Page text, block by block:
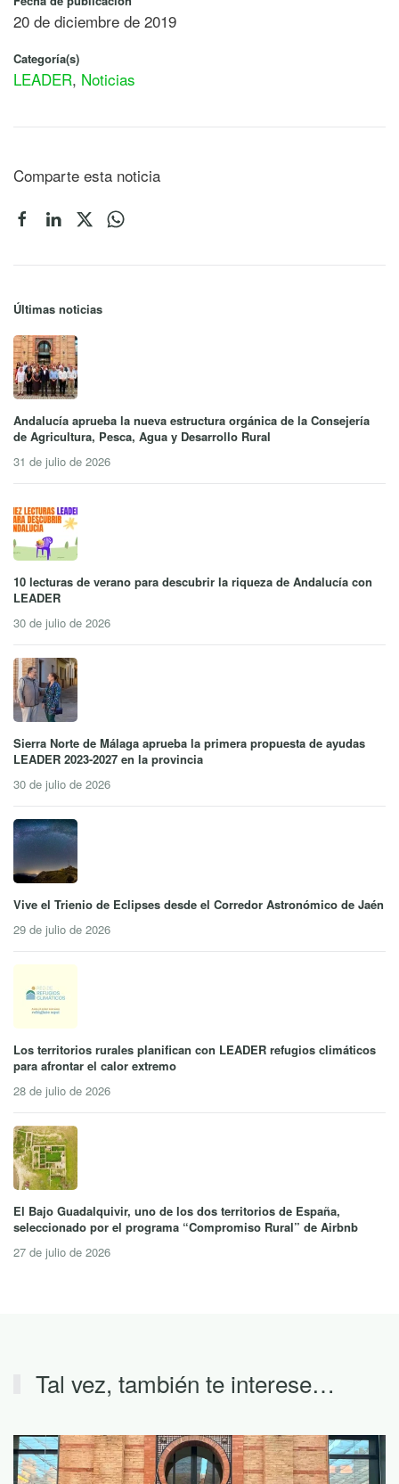
20 de diciembre de 2019
Categoría(s)
LEADER, Noticias
Comparte esta noticia
Últimas noticias
Andalucía aprueba la nueva estructura orgánica de la Consejería
de Agricultura, Pesca, Agua y Desarrollo Rural
31 de julio de 2026
10 lecturas de verano para descubrir la riqueza de Andalucía con
LEADER
30 de julio de 2026
Sierra Norte de Málaga aprueba la primera propuesta de ayudas
LEADER 2023-2027 en la provincia
30 de julio de 2026
Vive el Trienio de Eclipses desde el Corredor Astronómico de Jaén
29 de julio de 2026
Los territorios rurales planifican con LEADER refugios climáticos
para afrontar el calor extremo
28 de julio de 2026
El Bajo Guadalquivir, uno de los dos territorios de España,
seleccionado por el programa “Compromiso Rural” de Airbnb
27 de julio de 2026
Tal vez, también te interese…